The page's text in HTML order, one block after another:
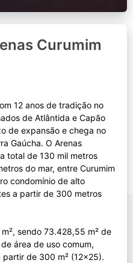
Curumim
12 anos de tradição no
de Atlântida e Capão
de expansão e chega no
Gaúcha. O Arenas
total de 130 mil metros
do mar, entre Curumim
condomínio de alto
a partir de 300 metros
sendo 73.428,55 m² de
área de uso comum,
de 300 m² (12x25).